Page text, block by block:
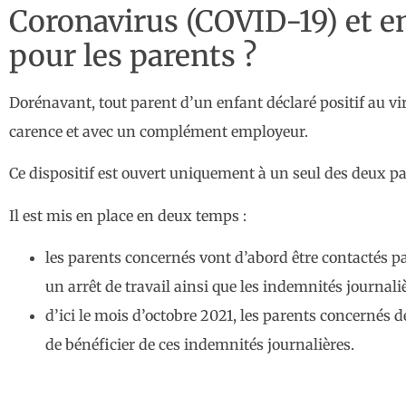
Coronavirus (COVID-19) et
pour les parents ?
Dorénavant, tout parent d’un enfant déclaré positif au
carence et avec un complément employeur.
Ce dispositif est ouvert uniquement à un seul des deux
Il est mis en place en deux temps :
les parents concernés vont d’abord être contactés
un arrêt de travail ainsi que les indemnités
d’ici le mois d’octobre 2021, les parents
de bénéficier de ces indemnités journalières.